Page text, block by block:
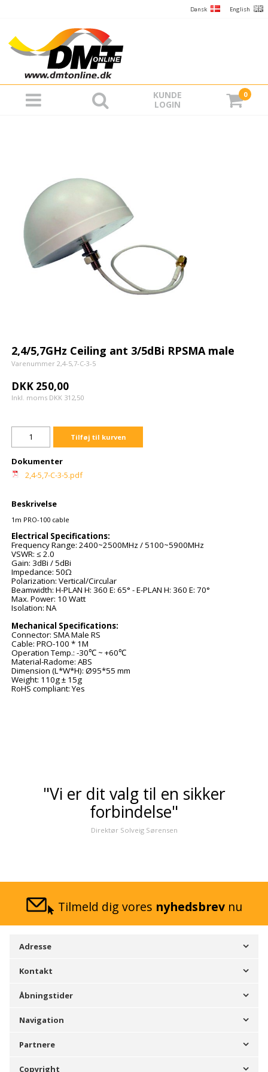
Dansk English
KUNDE
LOGIN
0
2,4/5,7GHz Ceiling ant 3/5dBi RPSMA male
Varenummer 2,4-5,7-C-3-5
DKK 250,00
Inkl. moms DKK 312,50
Tilføj til kurven
Dokumenter
2,4-5,7-C-3-5.pdf
Beskrivelse
1m PRO-100 cable
Electrical Specifications:
Frequency Range: 2400~2500MHz / 5100~5900MHz
VSWR: ≤ 2.0
Gain: 3dBi / 5dBi
Impedance: 50Ω
Polarization: Vertical/Circular
Beamwidth: H-PLAN H: 360 E: 65° - E-PLAN H: 360 E: 70°
Max. Power: 10 Watt
Isolation: NA
Mechanical Specifications:
Connector: SMA Male RS
Cable: PRO-100 * 1M
Operation Temp.: -30℃ ~ +60℃
Material-Radome: ABS
Dimension (L*W*H): Ø95*55 mm
Weight: 110g ± 15g
RoHS compliant: Yes
"Vi er dit valg til en sikker
forbindelse"
Direktør Solveig Sørensen
Tilmeld dig vores nyhedsbrev nu
Adresse
Kontakt
Åbningstider
Navigation
Partnere
Copyright